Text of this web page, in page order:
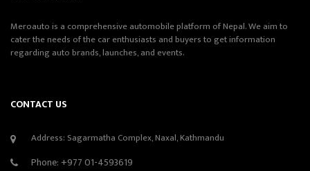
Meroauto is a comprehensive automobile platform of Nepal. We aim to
cater the needs of the car enthusiasts and buyers to get information
regarding auto brands, launches, and events.
CONTACT US
Address: Sagarmatha Complex, Naxal, Kathmandu
Phone: +977 01-4593619